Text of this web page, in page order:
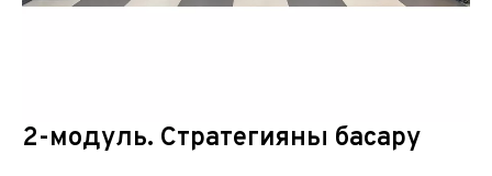
2-модуль. Стратегияны басқару